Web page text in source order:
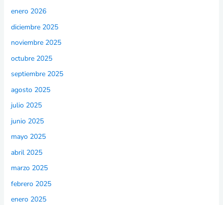
enero 2026
diciembre 2025
noviembre 2025
octubre 2025
septiembre 2025
agosto 2025
julio 2025
junio 2025
mayo 2025
abril 2025
marzo 2025
febrero 2025
enero 2025